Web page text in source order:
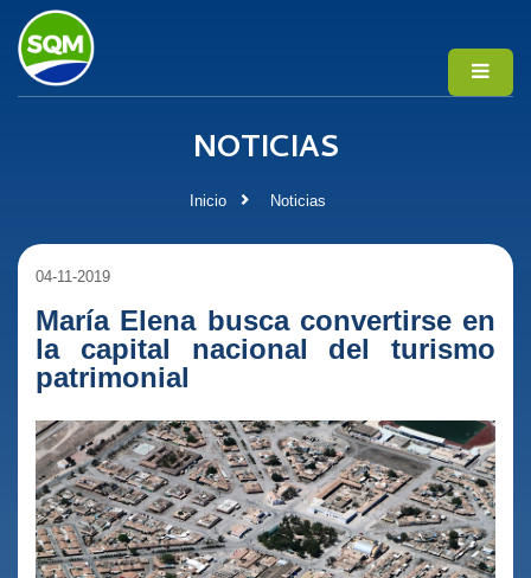
NOTICIAS
Inicio Noticias
04-11-2019
María Elena busca convertirse en
la capital nacional del turismo
patrimonial